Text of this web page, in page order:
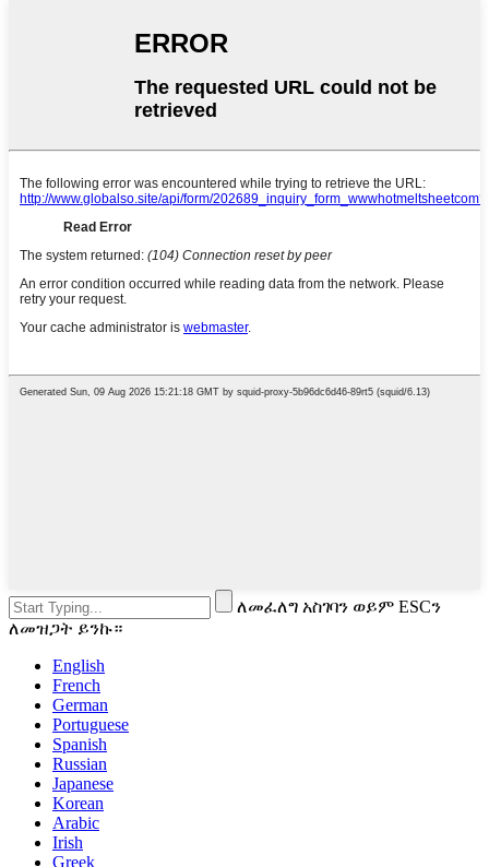
ለመፈለግ አስገባን ወይም ESCን
ለመዝጋት ይንኩ።
English
French
German
Portuguese
Spanish
Russian
Japanese
Korean
Arabic
Irish
Greek